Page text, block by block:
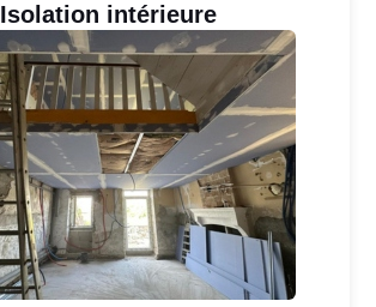
Isolation intérieure